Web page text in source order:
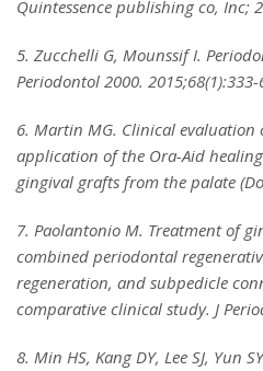
Quintessence publishing co, Inc;
5. Zucchelli G, Mounssif I.
Periodontol 2000. 2015;68(1):333-
6. Martin MG. Clinical evaluation
application of the Ora-Aid
gingival grafts from the palate
7. Paolantonio M. Treatment of
combined periodontal
regeneration, and subpedicle
comparative clinical study. J
8. Min HS, Kang DY, Lee SJ, Yun